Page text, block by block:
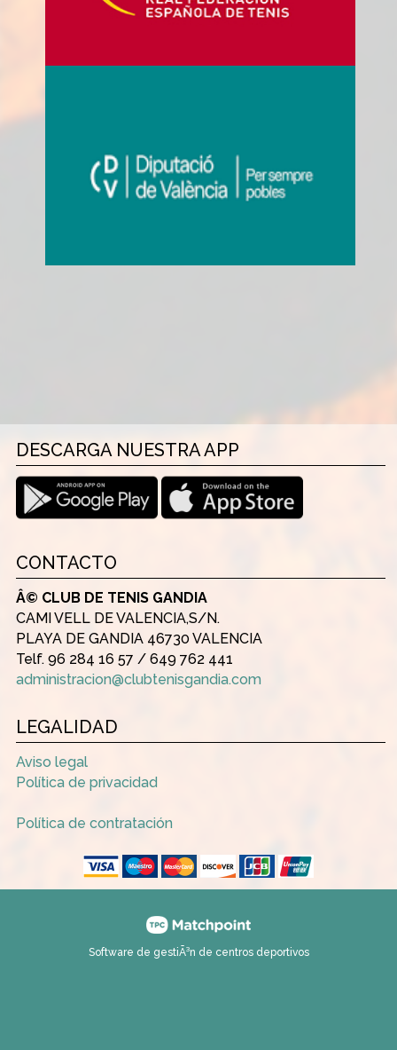
DESCARGA NUESTRA APP
CONTACTO
Â© CLUB DE TENIS GANDIA
CAMI VELL DE VALENCIA,S/N.
PLAYA DE GANDIA 46730 VALENCIA
Telf. 96 284 16 57 / 649 762 441
administracion@clubtenisgandia.com
LEGALIDAD
Aviso legal
Política de privacidad
Política de contratación
Software de gestiÃ³n de centros deportivos